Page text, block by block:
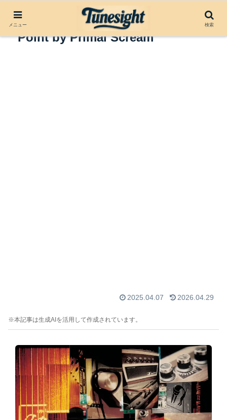
アルバムレビュー：Vanishing
Point by Primal Scream
2025.04.07 2026.04.29
※本記事は生成AIを活用して作成されています。
メニュー 検索